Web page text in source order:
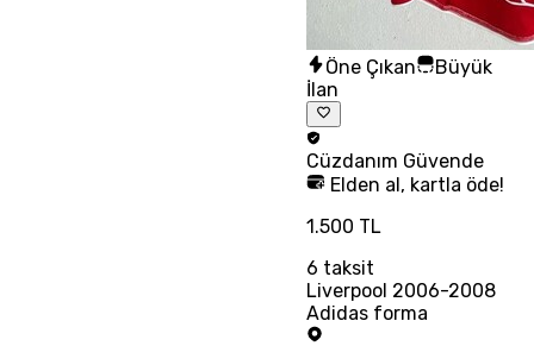
Öne Çıkan
Büyük
İlan
Cüzdanım Güvende
Elden al, kartla öde!
1.500 TL
6 taksit
Liverpool 2006-2008
Adidas forma